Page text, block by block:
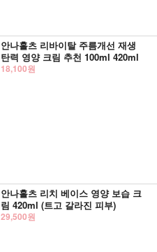
안나홀츠 리바이탈 주름개선 재생
탄력 영양 크림 추천 100ml 420ml
18,100원
안나홀츠 리치 베이스 영양 보습 크
림 420ml (트고 갈라진 피부)
29,500원